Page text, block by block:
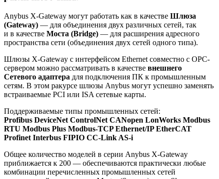
Anybus X-Gateway могут работать как в качестве Шлюза
(Gateway) — для объединения двух различных сетей, так
и в качестве Моста (Bridge) — для расширения адресного
пространства сети (объединения двух сетей одного типа).
Шлюзы X-Gateway с интерфейсом Ethernet совместно с ОРС-
сервером можно рассматривать в качестве внешнего
Cетевого адаптера для подключения ПК к промышленным
сетям. В этом ракурсе шлюзы Anybus могут успешно заменять
встраиваемые PCI или ISA сетевые карты.
Поддерживаемые типы промышленных сетей:
Profibus DeviceNet ControlNet CANopen LonWorks Modbus
RTU Modbus Plus Modbus-TCP Ethernet/IP EtherCAT
Profinet Interbus FIPIO CC-Link AS-i
Общее количество моделей в серии Anybus X-Gateway
приближается к 200 — обеспечиваются практически любые
комбинации перечисленных промышленных сетей